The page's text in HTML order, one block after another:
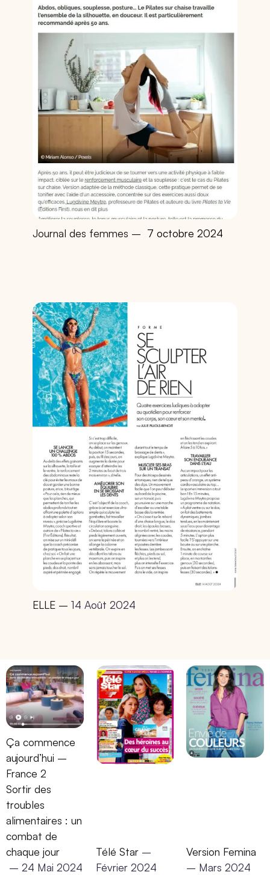
Journal des femmes – 7 octobre 2024
ELLE – 14 Août 2024
Ça commence
aujourd’hui –
France 2
Sortir des
troubles
alimentaires : un
combat de
chaque jour
– 24 Mai 2024
Télé Star –
Février 2024
Version Femina
– Mars 2024